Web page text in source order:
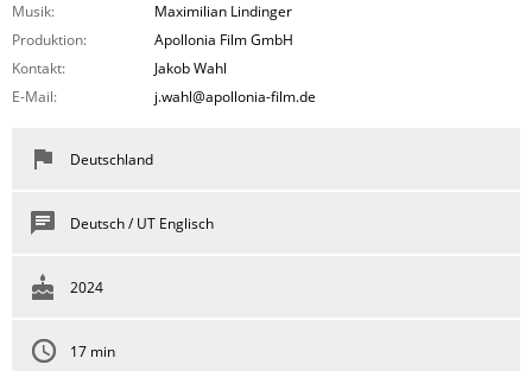
Musik:
Maximilian Lindinger
Produktion:
Apollonia Film GmbH
Kontakt:
Jakob Wahl
E-Mail:
j.wahl@apollonia-film.de
Deutschland
Deutsch / UT Englisch
2024
17 min